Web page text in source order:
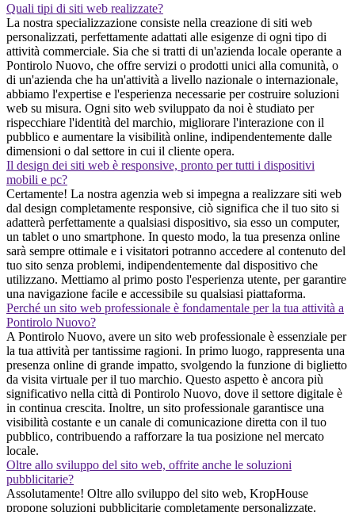
Quali tipi di siti web realizzate?
La nostra specializzazione consiste nella creazione di siti web
personalizzati, perfettamente adattati alle esigenze di ogni tipo di
attività commerciale. Sia che si tratti di un'azienda locale operante a
Pontirolo Nuovo, che offre servizi o prodotti unici alla comunità, o
di un'azienda che ha un'attività a livello nazionale o internazionale,
abbiamo l'expertise e l'esperienza necessarie per costruire soluzioni
web su misura. Ogni sito web sviluppato da noi è studiato per
rispecchiare l'identità del marchio, migliorare l'interazione con il
pubblico e aumentare la visibilità online, indipendentemente dalle
dimensioni o dal settore in cui il cliente opera.
Il design dei siti web è responsive, pronto per tutti i dispositivi
mobili e pc?
Certamente! La nostra agenzia web si impegna a realizzare siti web
dal design completamente responsive, ciò significa che il tuo sito si
adatterà perfettamente a qualsiasi dispositivo, sia esso un computer,
un tablet o uno smartphone. In questo modo, la tua presenza online
sarà sempre ottimale e i visitatori potranno accedere al contenuto del
tuo sito senza problemi, indipendentemente dal dispositivo che
utilizzano. Mettiamo al primo posto l'esperienza utente, per garantire
una navigazione facile e accessibile su qualsiasi piattaforma.
Perché un sito web professionale è fondamentale per la tua attività a
Pontirolo Nuovo?
A Pontirolo Nuovo, avere un sito web professionale è essenziale per
la tua attività per tantissime ragioni. In primo luogo, rappresenta una
presenza online di grande impatto, svolgendo la funzione di biglietto
da visita virtuale per il tuo marchio. Questo aspetto è ancora più
significativo nella città di Pontirolo Nuovo, dove il settore digitale è
in continua crescita. Inoltre, un sito professionale garantisce una
visibilità costante e un canale di comunicazione diretta con il tuo
pubblico, contribuendo a rafforzare la tua posizione nel mercato
locale.
Oltre allo sviluppo del sito web, offrite anche le soluzioni
pubblicitarie?
Assolutamente! Oltre allo sviluppo del sito web, KropHouse
propone soluzioni pubblicitarie completamente personalizzate.